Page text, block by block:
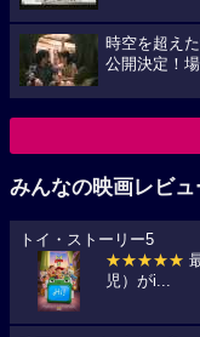
時空を超え
公開決定！
みんなの映画レビュ
トイ・ストーリー5
★★★★★
児）がi...